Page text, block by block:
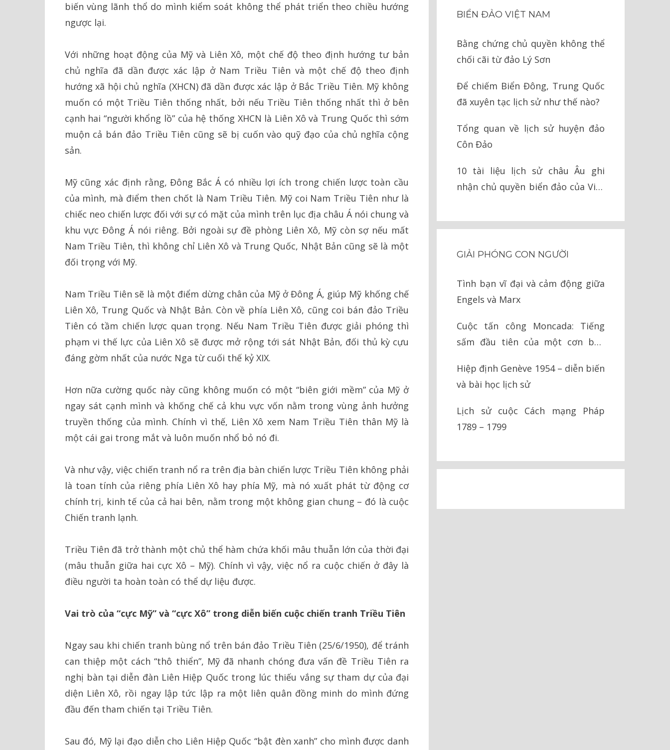
biến vùng lãnh thổ do mình kiểm soát không thể phát triển theo chiều hướng
ngược lại.
Với những hoạt động của Mỹ và Liên Xô, một chế độ theo định hướng tư bản
chủ nghĩa đã dần được xác lập ở Nam Triều Tiên và một chế độ theo định
hướng xã hội chủ nghĩa (XHCN) đã dần được xác lập ở Bắc Triều Tiên. Mỹ không
muốn có một Triều Tiên thống nhất, bởi nếu Triều Tiên thống nhất thì ở bên
cạnh hai “người khổng lồ” của hệ thống XHCN là Liên Xô và Trung Quốc thì sớm
muộn cả bán đảo Triều Tiên cũng sẽ bị cuốn vào quỹ đạo của chủ nghĩa cộng
sản.
Mỹ cũng xác định rằng, Đông Bắc Á có nhiều lợi ích trong chiến lược toàn cầu
của mình, mà điểm then chốt là Nam Triều Tiên. Mỹ coi Nam Triều Tiên như là
chiếc neo chiến lược đối với sự có mặt của mình trên lục địa châu Á nói chung và
khu vực Đông Á nói riêng. Bởi ngoài sự đề phòng Liên Xô, Mỹ còn sợ nếu mất
Nam Triều Tiên, thì không chỉ Liên Xô và Trung Quốc, Nhật Bản cũng sẽ là một
đối trọng với Mỹ.
Nam Triều Tiên sẽ là một điểm dừng chân của Mỹ ở Đông Á, giúp Mỹ khống chế
Liên Xô, Trung Quốc và Nhật Bản. Còn về phía Liên Xô, cũng coi bán đảo Triều
Tiên có tầm chiến lược quan trọng. Nếu Nam Triều Tiên được giải phóng thì
phạm vi thế lực của Liên Xô sẽ được mở rộng tới sát Nhật Bản, đối thủ kỳ cựu
đáng gờm nhất của nước Nga từ cuối thế kỷ XIX.
Hơn nữa cường quốc này cũng không muốn có một “biên giới mềm” của Mỹ ở
ngay sát cạnh mình và khống chế cả khu vực vốn nằm trong vùng ảnh hưởng
truyền thống của mình. Chính vì thế, Liên Xô xem Nam Triều Tiên thân Mỹ là
một cái gai trong mắt và luôn muốn nhổ bỏ nó đi.
Và như vậy, việc chiến tranh nổ ra trên địa bàn chiến lược Triều Tiên không phải
là toan tính của riêng phía Liên Xô hay phía Mỹ, mà nó xuất phát từ động cơ
chính trị, kinh tế của cả hai bên, nằm trong một không gian chung – đó là cuộc
Chiến tranh lạnh.
Triều Tiên đã trở thành một chủ thể hàm chứa khối mâu thuẫn lớn của thời đại
(mâu thuẫn giữa hai cực Xô – Mỹ). Chính vì vậy, việc nổ ra cuộc chiến ở đây là
điều người ta hoàn toàn có thể dự liệu được.
Vai trò của “cực Mỹ” và “cực Xô” trong diễn biến cuộc chiến tranh Triều Tiên
Ngay sau khi chiến tranh bùng nổ trên bán đảo Triều Tiên (25/6/1950), để tránh
can thiệp một cách “thô thiển”, Mỹ đã nhanh chóng đưa vấn đề Triều Tiên ra
nghị bàn tại diễn đàn Liên Hiệp Quốc trong lúc thiếu vắng sự tham dự của đại
diện Liên Xô, rồi ngay lập tức lập ra một liên quân đồng minh do mình đứng
đầu đến tham chiến tại Triều Tiên.
Sau đó, Mỹ lại đạo diễn cho Liên Hiệp Quốc “bật đèn xanh” cho mình được danh
BIỂN ĐẢO VIỆT NAM
Bằng chứng chủ quyền không thể
chối cãi từ đảo Lý Sơn
Để chiếm Biển Đông, Trung Quốc
đã xuyên tạc lịch sử như thế nào?
Tổng quan về lịch sử huyện đảo
Côn Đảo
10 tài liệu lịch sử châu Âu ghi
nhận chủ quyền biển đảo của Việt
GIẢI PHÓNG CON NGƯỜI
Tình bạn vĩ đại và cảm động giữa
Engels và Marx
Cuộc tấn công Moncada: Tiếng
sấm đầu tiên của một cơn bão
Hiệp định Genève 1954 – diễn biến
và bài học lịch sử
Lịch sử cuộc Cách mạng Pháp
1789 – 1799